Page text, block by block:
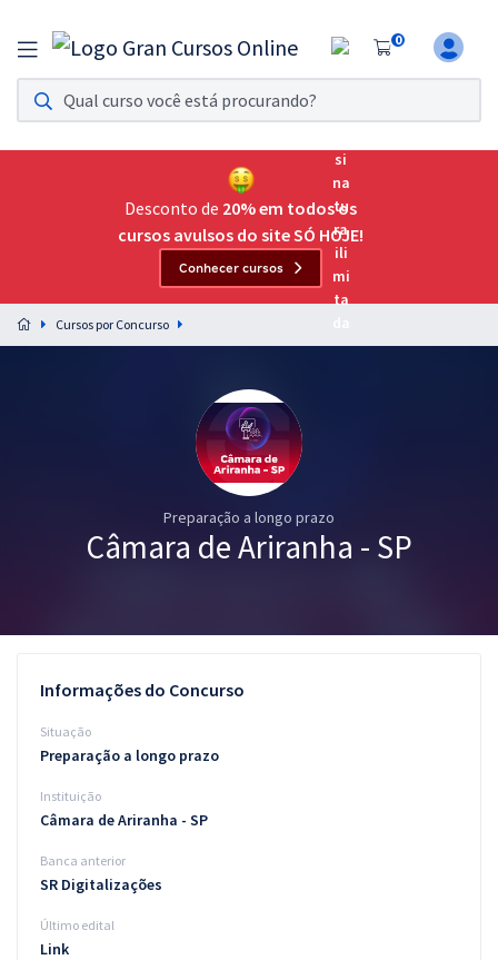
0
Assinatura Ilimitada 11
Acesso a todos os cursos. Teste grátis por 7 dias!
Assinatura OAB Até Passar
Acesso ilimitado a toda preparação para o Exame da
Preparação completa e intensiva para as principais
residências em saúde do Brasil
Graduação
Questões grátis
Blog
Aprovados
Atendimento
Desconto de 20% em todos os
cursos avulsos do site SÓ HOJE!
Conhecer cursos
Cursos por Concurso
Preparação a longo prazo
Câmara de Ariranha - SP
Informações do Concurso
Situação
Preparação a longo prazo
Instituição
Câmara de Ariranha - SP
Banca anterior
SR Digitalizações
Último edital
Link